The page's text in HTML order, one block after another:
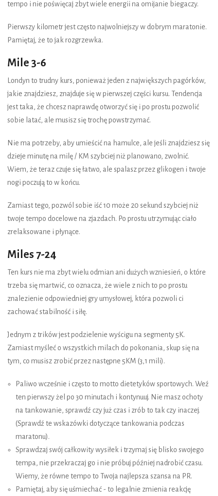
tempo i nie poświęcaj zbyt wiele energii na omijanie biegaczy.
Pierwszy kilometr jest często najwolniejszy w dobrym maratonie.
Pamiętaj, że to jak rozgrzewka.
Mile 3-6
Londyn to trudny kurs, ponieważ jeden z największych pagórków,
jakie znajdziesz, znajduje się w pierwszej części kursu. Tendencja
jest taka, że chcesz naprawdę otworzyć się i po prostu pozwolić
sobie latać, ale musisz się trochę powstrzymać.
Nie ma potrzeby, aby umieścić na hamulce, ale jeśli znajdziesz się
dzieje minutę na milę / KM szybciej niż planowano, zwolnić.
Wiem, że teraz czuje się łatwo, ale spalasz przez glikogen i twoje
nogi poczują to w końcu.
Zamiast tego, pozwól sobie iść 10 może 20 sekund szybciej niż
twoje tempo docelowe na zjazdach. Po prostu utrzymując ciało
zrelaksowane i płynące.
Miles 7-24
Ten kurs nie ma zbyt wielu odmian ani dużych wzniesień, o które
trzeba się martwić, co oznacza, że wiele z nich to po prostu
znalezienie odpowiedniej gry umysłowej, która pozwoli ci
zachować stabilność i siłę.
Jednym z trików jest podzielenie wyścigu na segmenty 5K.
Zamiast myśleć o wszystkich milach do pokonania, skup się na
tym, co musisz zrobić przez następne 5KM (3,1 mili).
Paliwo wcześnie i często to motto dietetyków sportowych. Weź
ten pierwszy żel po 30 minutach i kontynuuj. Nie masz ochoty
na tankowanie, sprawdź czy już czas i zrób to tak czy inaczej.
(Sprawdź te wskazówki dotyczące tankowania podczas
maratonu).
Sprawdzaj swój całkowity wysiłek i trzymaj się blisko swojego
tempa, nie przekraczaj go i nie próbuj później nadrobić czasu.
Wiemy, że równe tempo to Twoja najlepsza szansa na PR.
Pamiętaj, aby się uśmiechać - to legalnie zmienia reakcję